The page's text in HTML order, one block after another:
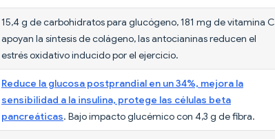
15,4 g de carbohidratos para glucógeno, 181 mg de vitamina C
apoyan la síntesis de colágeno, las antocianinas reducen el
estrés oxidativo inducido por el ejercicio.
Reduce la glucosa postprandial en un 34%, mejora la
sensibilidad a la insulina, protege las células beta
pancreáticas. Bajo impacto glucémico con 4,3 g de fibra.